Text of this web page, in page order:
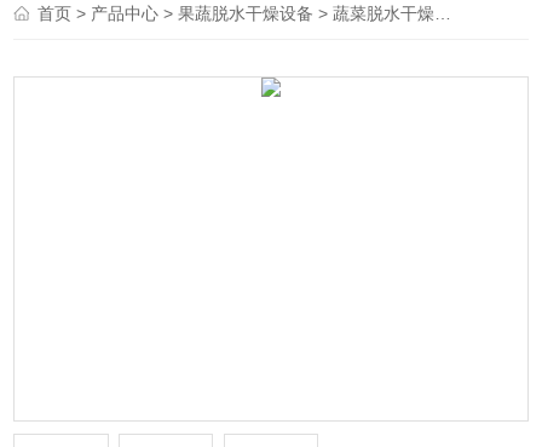
首页> 产品中心 >果蔬脱水干燥设备 >蔬菜脱水干燥机